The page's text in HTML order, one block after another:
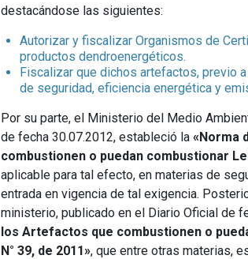
destacándose las siguientes:
Autorizar y fiscalizar Organismos de
productos dendroenergéticos.
Fiscalizar que dichos artefactos, previo
de seguridad, eficiencia energética y
Por su parte, el Ministerio del Medio
de fecha 30.07.2012, estableció la «Norma
combustionen o puedan combustionar
aplicable para tal efecto, en materias de
entrada en vigencia de tal exigencia.
ministerio, publicado en el Diario Oficial de
los Artefactos que combustionen o
N° 39, de 2011», que entre otras materias,